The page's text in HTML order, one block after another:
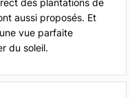
des plantations de
aussi proposés. Et
vue parfaite
du soleil.